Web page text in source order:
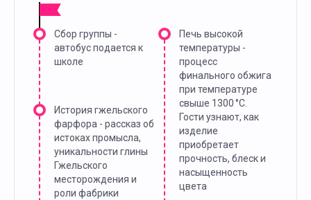
Сбор группы -
автобус подается к
школе
История гжельского
фарфора - рассказ об
истоках промысла,
уникальности глины
Гжельского
месторождения и
роли фабрики
Печь высокой
температуры -
процесс
финального обжига
при температуре
свыше 1300 °C.
Гости узнают, как
изделие
приобретает
прочность, блеск и
насыщенность
цвета